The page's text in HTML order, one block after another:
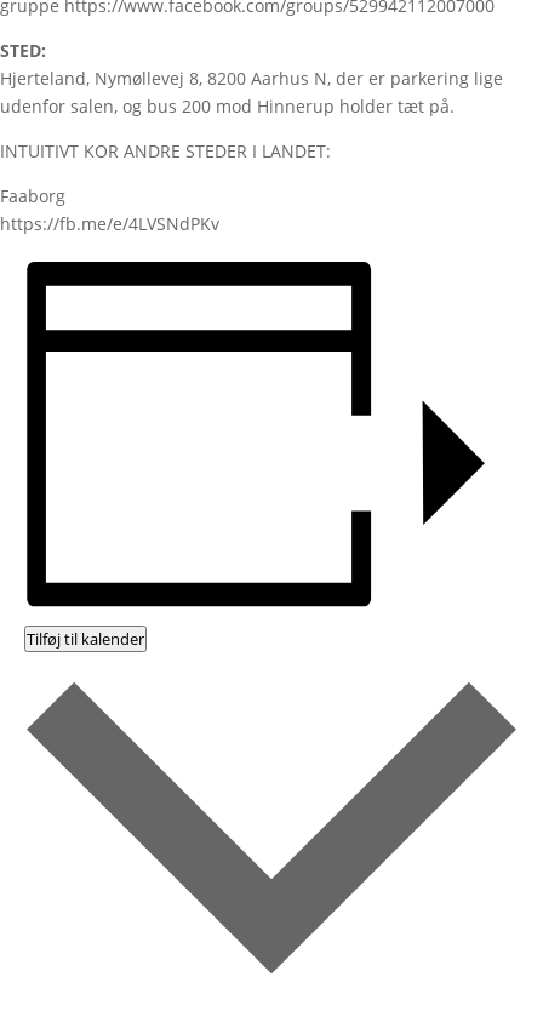
gruppe https://www.facebook.com/groups/529942112007000
STED:
Hjerteland, Nymøllevej 8, 8200 Aarhus N, der er parkering lige
udenfor salen, og bus 200 mod Hinnerup holder tæt på.
INTUITIVT KOR ANDRE STEDER I LANDET:
Faaborg
https://fb.me/e/4LVSNdPKv
Tilføj til kalender